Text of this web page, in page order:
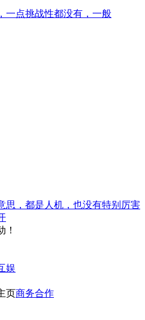
一点挑战性都没有，一般
思，都是人机，也没有特别厉害
！
娱
页商务合作